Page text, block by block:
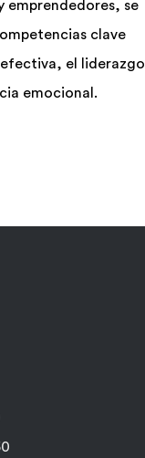
emprendedores, se
clave
el liderazgo
emocional.